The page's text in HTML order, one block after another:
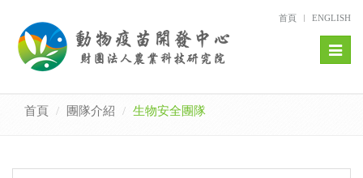
首頁 ENGLISH
Toggle
首頁 團隊介紹 生物安全團隊